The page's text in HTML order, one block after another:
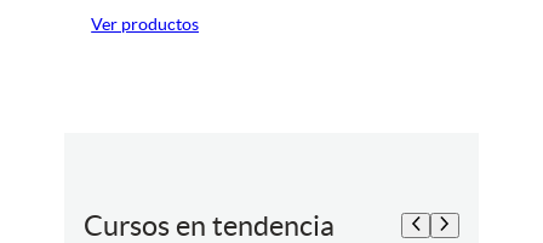
Ver productos
Cursos en tendencia